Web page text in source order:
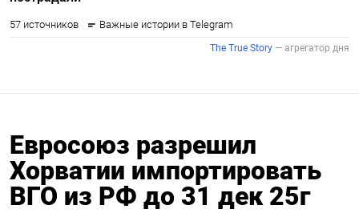
Евросоюз разрешил
Хорватии импортировать
ВГО из РФ до 31 дек 25г